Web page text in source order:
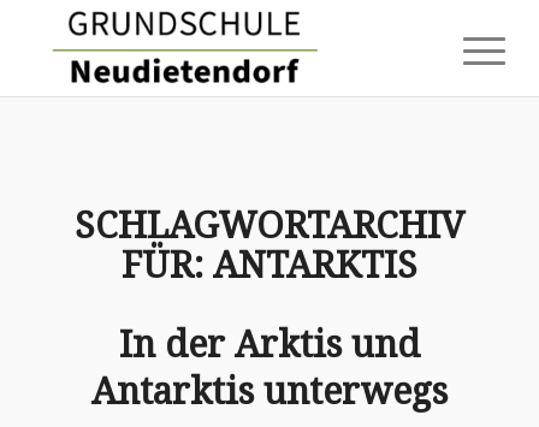
SCHLAGWORTARCHIV
FÜR: ANTARKTIS
In der Arktis und
Antarktis unterwegs